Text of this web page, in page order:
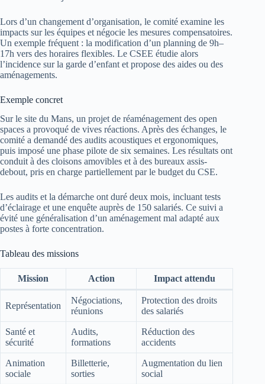
Lors d’un changement d’organisation, le comité examine les
impacts sur les équipes et négocie les mesures compensatoires.
Un exemple fréquent : la modification d’un planning de 9h–
17h vers des horaires flexibles. Le CSEE étudie alors
l’incidence sur la garde d’enfant et propose des aides ou des
aménagements.
Exemple concret
Sur le site du Mans, un projet de réaménagement des open
spaces a provoqué de vives réactions. Après des échanges, le
comité a demandé des audits acoustiques et ergonomiques,
puis imposé une phase pilote de six semaines. Les résultats ont
conduit à des cloisons amovibles et à des bureaux assis-
debout, pris en charge partiellement par le budget du CSE.
Les audits et la démarche ont duré deux mois, incluant tests
d’éclairage et une enquête auprès de 150 salariés. Ce suivi a
évité une généralisation d’un aménagement mal adapté aux
postes à forte concentration.
Tableau des missions
Mission Action Impact attendu
Représentation
Négociations,
réunions
Protection des droits
des salariés
Santé et
sécurité
Audits,
formations
Réduction des
accidents
Animation
sociale
Billetterie,
sorties
Augmentation du lien
social